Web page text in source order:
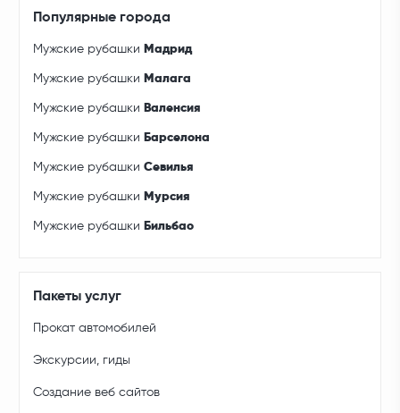
Популярные города
Мужские рубашки Мадрид
Мужские рубашки Малага
Мужские рубашки Валенсия
Мужские рубашки Барселона
Мужские рубашкиСевилья
Мужские рубашки Мурсия
Мужские рубашки Бильбао
Пакеты услуг
Прокат автомобилей
Экскурсии, гиды
Создание веб сайтов